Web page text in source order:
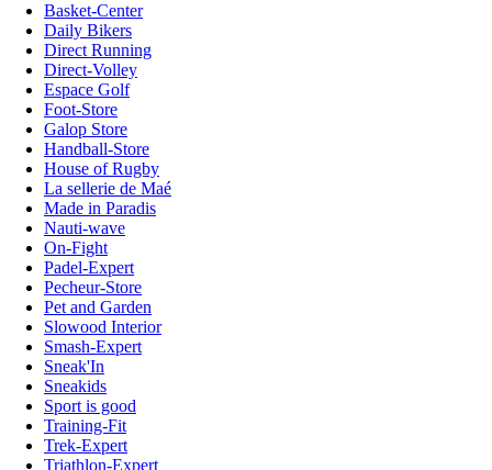
Basket-Center
Daily Bikers
Direct Running
Direct-Volley
Espace Golf
Foot-Store
Galop Store
Handball-Store
House of Rugby
La sellerie de Maé
Made in Paradis
Nauti-wave
On-Fight
Padel-Expert
Pecheur-Store
Pet and Garden
Slowood Interior
Smash-Expert
Sneak'In
Sneakids
Sport is good
Training-Fit
Trek-Expert
Triathlon-Expert